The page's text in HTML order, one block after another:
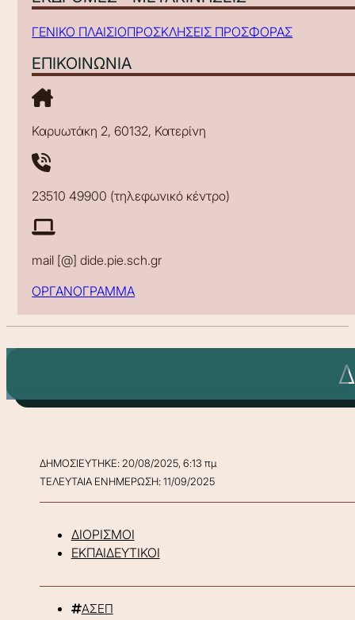
ΓΕΝΙΚΟ ΠΛΑΙΣΙΟΠΡΟΣΚΛΗΣΕΙΣ ΠΡΟΣΦΟΡΑΣ
ΕΠΙΚΟΙΝΩΝΙΑ
Καρυωτάκη 2, 60132, Κατερίνη
23510 49900 (τηλεφωνικό κέντρο)
mail [@] dide.pie.sch.gr
ΟΡΓΑΝΟΓΡΑΜΜΑ
ΔΗΜΟΣΙΕΥΤΗΚΕ: 20/08/2025, 6:13 πμ
ΤΕΛΕΥΤΑΙΑ ΕΝΗΜΕΡΩΣΗ: 11/09/2025
ΔΙΟΡΙΣΜΟΙ
ΕΚΠΑΙΔΕΥΤΙΚΟΙ
ΑΣΕΠ